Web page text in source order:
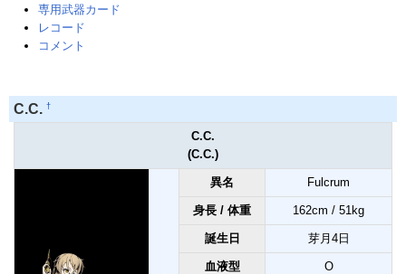
専用武器カード
レコード
コメント
C.C. †
C.C.
(C.C.)
異名 Fulcrum
身長 / 体重 162cm / 51kg
誕生日 芽月4日
血液型 O